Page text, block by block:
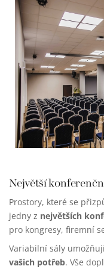
Největší
Prostory, které se
jedny z největších
pro kongresy, firemní
Variabilní sály
vašich potřeb. Vše